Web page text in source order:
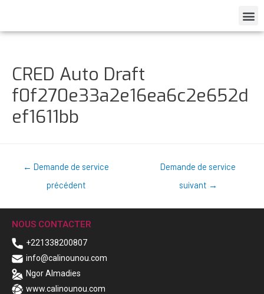
CRED Auto Draft
f0f270e33a2e16ea6c2e652d
ef1611bb
← Demande de service
précédent
Demande de service
suivant →
NOUS CONTACTER
+221338200807
info@calinounou.com
Ngor Almadies
www.calinounou.com